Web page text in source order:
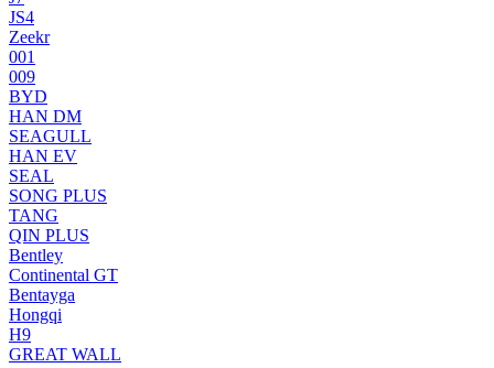
JS4
Zeekr
001
009
BYD
HAN DM
SEAGULL
HAN EV
SEAL
SONG PLUS
TANG
QIN PLUS
Bentley
Continental GT
Bentayga
Hongqi
H9
GREAT WALL